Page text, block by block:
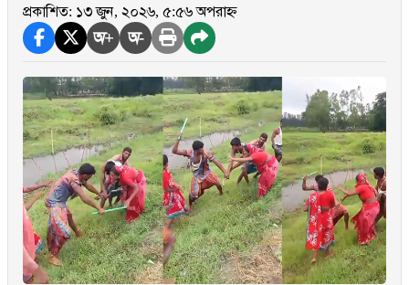
প্রকাশিত: ১৩ জুন, ২০২৬, ৫:৫৬ অপরাহ্ন
অ+ অ-